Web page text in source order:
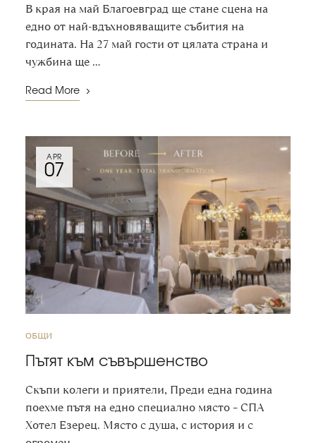
В края на май Благоевград ще стане сцена на
едно от най-вдъхновяващите събития на
годината. На 27 май гости от цялата страна и
чужбина ще …
Read More
APR
07
ОБЩИ
Пътят към съвършенство
Скъпи колеги и приятели, Преди една година
поехме пътя на едно специално място – СПА
Хотел Езерец. Място с душа, с история и с